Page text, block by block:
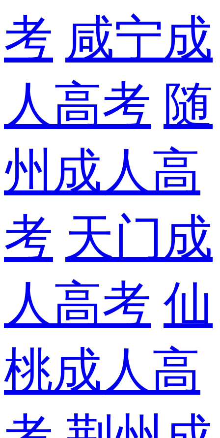
考 咸宁成
人高考 随
州成人高
考 天门成
人高考 仙
桃成人高